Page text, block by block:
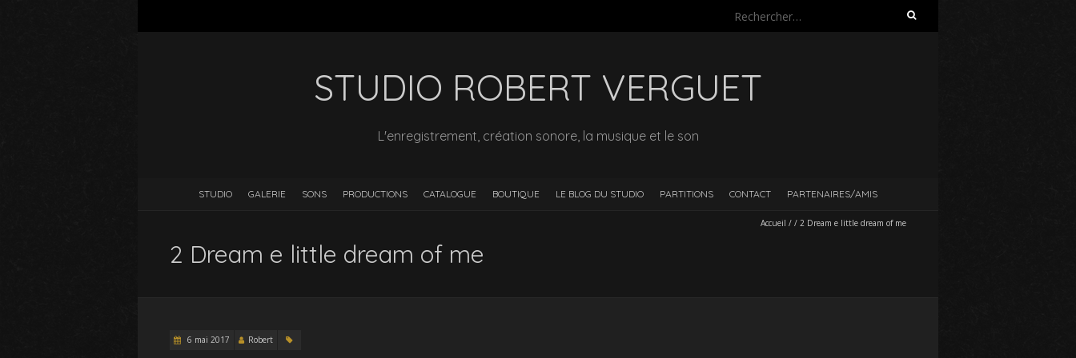
Rechercher :
STUDIO ROBERT VERGUET
L'enregistrement, création sonore, la musique et le son
STUDIO GALERIE SONS PRODUCTIONS CATALOGUE BOUTIQUE LE BLOG DU STUDIO PARTITIONS CONTACT PARTENAIRES/AMIS
Accueil / / 2 Dream e little dream of me
2 Dream e little dream of me
6 mai 2017 Robert